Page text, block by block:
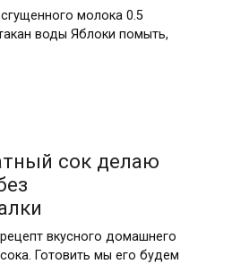
молока 0.5
воды Яблоки помыть,
сок делаю
вкусного домашнего
Готовить мы его будем